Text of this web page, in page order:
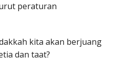
peraturan
kita akan berjuang
dan taat?